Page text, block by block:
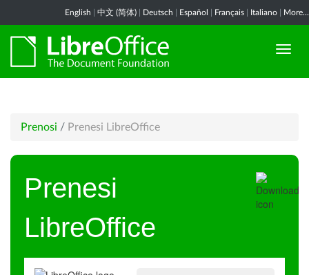
English 中文 (简体) Deutsch Español Français Italiano More...
Prenosi / Prenesi LibreOffice
Prenesi
LibreOffice